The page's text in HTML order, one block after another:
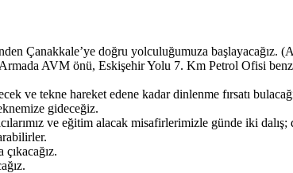
Çanakkale’ye doğru yolculuğumuza
Armada AVM önü, Eskişehir Yolu 7. Km Petrol Ofisi
ve tekne hareket edene kadar dinlenme fırsatı
gideceğiz.
ve eğitim alacak misafirlerimizle günde iki